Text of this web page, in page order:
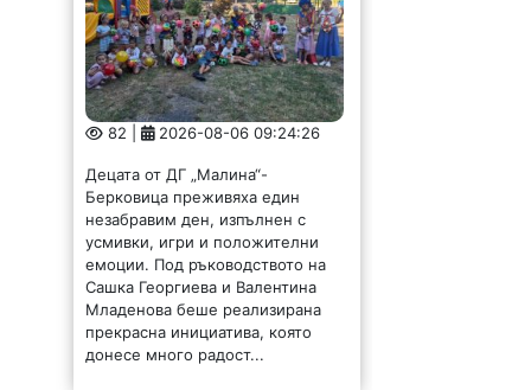
82 | 2026-08-06 09:24:26
Децата от ДГ „Малина“-
Берковица преживяха един
незабравим ден, изпълнен с
усмивки, игри и положителни
емоции. Под ръководството на
Сашка Георгиева и Валентина
Младенова беше реализирана
прекрасна инициатива, която
донесе много радост...